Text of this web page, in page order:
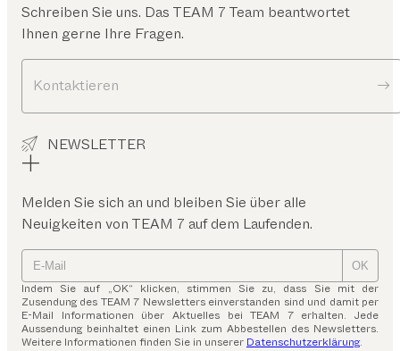
Schreiben Sie uns. Das TEAM 7 Team beantwortet
Ihnen gerne Ihre Fragen.
Kontaktieren
NEWSLETTER
Melden Sie sich an und bleiben Sie über alle
Neuigkeiten von TEAM 7 auf dem Laufenden.
OK
Indem Sie auf „OK“ klicken, stimmen Sie zu, dass Sie mit der
Zusendung des TEAM 7 Newsletters einverstanden sind und damit per
E-Mail Informationen über Aktuelles bei TEAM 7 erhalten. Jede
Aussendung beinhaltet einen Link zum Abbestellen des Newsletters.
Weitere Informationen finden Sie in unserer Datenschutzerklärung.